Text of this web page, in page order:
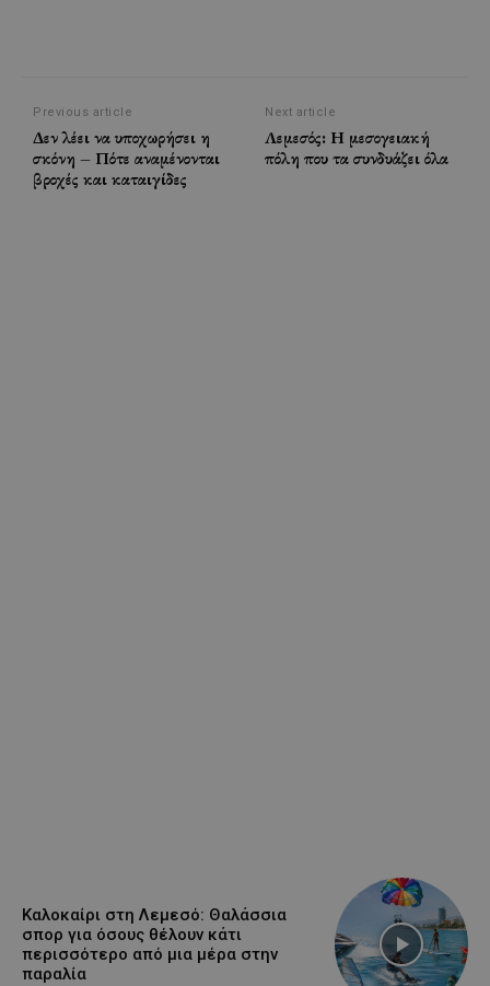
Previous article
Δεν λέει να υποχωρήσει η
σκόνη – Πότε αναμένονται
βροχές και καταιγίδες
Next article
Λεμεσός: Η μεσογειακή
πόλη που τα συνδυάζει όλα
Καλοκαίρι στη Λεμεσό: Θαλάσσια
σπορ για όσους θέλουν κάτι
περισσότερο από μια μέρα στην
παραλία